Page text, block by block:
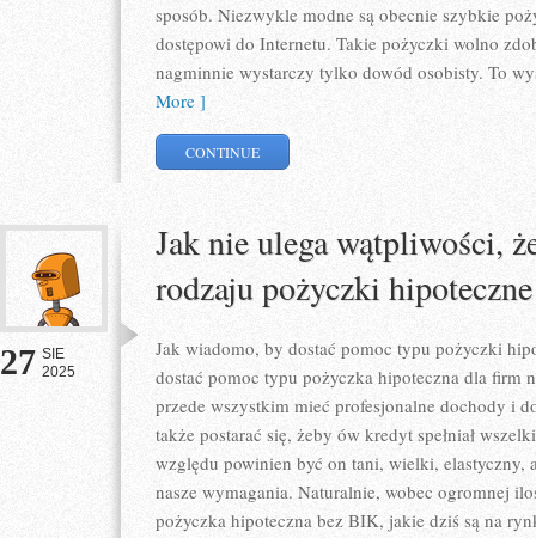
sposób. Niezwykle modne są obecnie szybkie
dostępowi do Internetu. Takie pożyczki wolno
nagminnie wystarczy tylko dowód osobisty. To
More ]
CONTINUE
27 SIE
2025
Jak nie ulega wątpliwości,
rodzaju pożyczki
Jak wiadomo, by dostać pomoc typu pożyczki
dostać pomoc typu pożyczka hipoteczna dla firm
przede wszystkim mieć profesjonalne dochody i
także postarać się, żeby ów kredyt spełniał
względu powinien być on tani, wielki, elastyczny,
nasze wymagania. Naturalnie, wobec ogromnej
pożyczka hipoteczna bez BIK, jakie dziś są na